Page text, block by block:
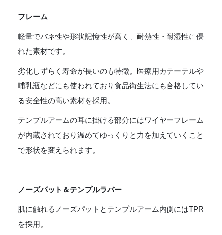
フレーム
軽量でバネ性や形状記憶性が高く、耐熱性・耐湿性に優
れた素材です。
劣化しずらく寿命が長いのも特徴。医療用カテーテルや
哺乳瓶などにも使われており食品衛生法にも合格してい
る安全性の高い素材を採用。
テンプルアームの耳に掛ける部分にはワイヤーフレーム
が内蔵されており温めてゆっくりと力を加えていくこと
で形状を変えられます。
ノーズパット＆テンプルラバー
肌に触れるノーズパットとテンプルアーム内側にはTPR
を採用。